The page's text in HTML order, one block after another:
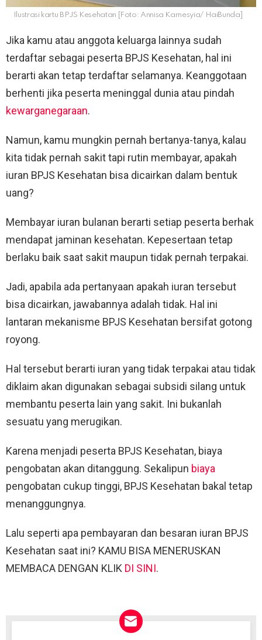
Ilustrasi kartu BPJS Kesehatan [Foto: Annisa Karnesyia/ HaiBunda]
Jika kamu atau anggota keluarga lainnya sudah
terdaftar sebagai peserta BPJS Kesehatan, hal ini
berarti akan tetap terdaftar selamanya. Keanggotaan
berhenti jika peserta meninggal dunia atau pindah
kewarganegaraan.
Namun, kamu mungkin pernah bertanya-tanya, kalau
kita tidak pernah sakit tapi rutin membayar, apakah
iuran BPJS Kesehatan bisa dicairkan dalam bentuk
uang?
Membayar iuran bulanan berarti setiap peserta berhak
mendapat jaminan kesehatan. Kepesertaan tetap
berlaku baik saat sakit maupun tidak pernah terpakai.
Jadi, apabila ada pertanyaan apakah iuran tersebut
bisa dicairkan, jawabannya adalah tidak. Hal ini
lantaran mekanisme BPJS Kesehatan bersifat gotong
royong.
Hal tersebut berarti iuran yang tidak terpakai atau tidak
diklaim akan digunakan sebagai subsidi silang untuk
membantu peserta lain yang sakit. Ini bukanlah
sesuatu yang merugikan.
Karena menjadi peserta BPJS Kesehatan, biaya
pengobatan akan ditanggung. Sekalipun biaya
pengobatan cukup tinggi, BPJS Kesehatan bakal tetap
menanggungnya.
Lalu seperti apa pembayaran dan besaran iuran BPJS
Kesehatan saat ini? KAMU BISA MENERUSKAN
MEMBACA DENGAN KLIK DI SINI.